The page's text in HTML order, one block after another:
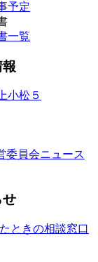
予定
一覧
小松５
委員会ニュース
せ
ときの相談窓口